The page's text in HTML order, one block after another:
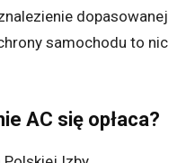
dopasowanej
samochodu to nic
AC się opłaca?